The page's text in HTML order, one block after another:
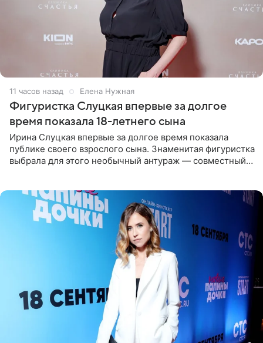
11 часов назад Елена Нужная
Фигуристка Слуцкая впервые за долгое
время показала 18-летнего сына
Ирина Слуцкая впервые за долгое время показала
публике своего взрослого сына. Знаменитая фигуристка
выбрала для этого необычный антураж — совместный